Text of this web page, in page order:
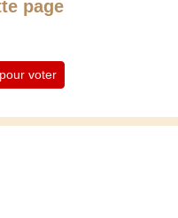
page
voter